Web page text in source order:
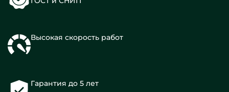
Высокая скорость работ
Гарантия до 5 лет